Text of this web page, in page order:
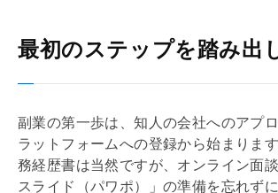
最初のステップを踏み出
副業の第一歩は、知人の会社へのアプ
ラットフォームへの登録から始まりま
務経歴書は当然ですが、オンライン面
スライド（パワポ）」の準備を忘れず